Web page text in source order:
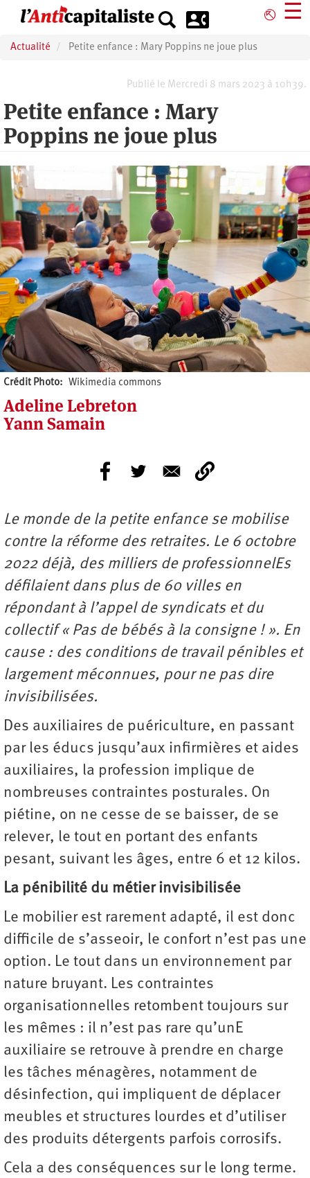
principal
⎋ ☰
Actualité Petite enfance : Mary Poppins ne joue plus
Publié le Mercredi 8 mars 2023 à 10h39.
Petite enfance : Mary
Poppins ne joue plus
Crédit Photo Wikimedia commons
Adeline Lebreton
Yann Samain
Le monde de la petite enfance se mobilise
contre la réforme des retraites. Le 6 octobre
2022 déjà, des milliers de professionnelEs
défilaient dans plus de 60 villes en
répondant à l’appel de syndicats et du
collectif « Pas de bébés à la consigne ! ». En
cause : des conditions de travail pénibles et
largement méconnues, pour ne pas dire
invisibilisées.
Des auxiliaires de puériculture, en passant
par les éducs jusqu’aux infirmières et aides
auxiliaires, la profession implique de
nombreuses contraintes posturales. On
piétine, on ne cesse de se baisser, de se
relever, le tout en portant des enfants
pesant, suivant les âges, entre 6 et 12 kilos.
La pénibilité du métier invisibilisée
Le mobilier est rarement adapté, il est donc
difficile de s’asseoir, le confort n’est pas une
option. Le tout dans un environnement par
nature bruyant. Les contraintes
organisationnelles retombent toujours sur
les mêmes : il n’est pas rare qu’unE
auxiliaire se retrouve à prendre en charge
les tâches ménagères, notamment de
désinfection, qui impliquent de déplacer
meubles et structures lourdes et d’utiliser
des produits détergents parfois corrosifs.
Cela a des conséquences sur le long terme.